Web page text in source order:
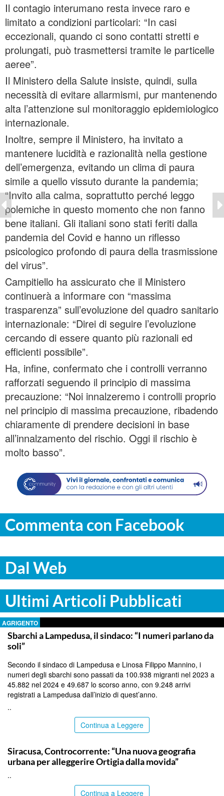
Il contagio interumano resta invece raro e
limitato a condizioni particolari: “In casi
eccezionali, quando ci sono contatti stretti e
prolungati, può trasmettersi tramite le particelle
aeree”.
Il Ministero della Salute insiste, quindi, sulla
necessità di evitare allarmismi, pur mantenendo
alta l’attenzione sul monitoraggio epidemiologico
internazionale.
Inoltre, sempre il Ministero, ha invitato a
mantenere lucidità e razionalità nella gestione
dell’emergenza, evitando un clima di paura
simile a quello vissuto durante la pandemia;
“Invito alla calma, soprattutto perché leggo
polemiche in questo momento che non fanno
bene italiani. Gli italiani sono stati feriti dalla
pandemia del Covid e hanno un riflesso
psicologico profondo di paura della trasmissione
del virus”.
Campitiello ha assicurato che il Ministero
continuerà a informare con “massima
trasparenza” sull’evoluzione del quadro sanitario
internazionale: “Direi di seguire l’evoluzione
cercando di essere quanto più razionali ed
efficienti possibile”.
Ha, infine, confermato che i controlli verranno
rafforzati seguendo il principio di massima
precauzione: “Noi innalzeremo i controlli proprio
nel principio di massima precauzione, ribadendo
chiaramente di prendere decisioni in base
all’innalzamento del rischio. Oggi il rischio è
molto basso”.
Commenta con Facebook
Dal Web
Ultimi Articoli Pubblicati
AGRIGENTO
Sbarchi a Lampedusa, il sindaco: “I numeri parlano da
soli”
Secondo il sindaco di Lampedusa e Linosa Filippo Mannino, i
numeri degli sbarchi sono passati da 100.938 migranti nel 2023 a
45.882 nel 2024 e 49.687 lo scorso anno, con 9.248 arrivi
registrati a Lampedusa dall’inizio di quest’anno.
..
Continua a Leggere
Siracusa, Controcorrente: “Una nuova geografia
urbana per alleggerire Ortigia dalla movida”
..
Continua a Leggere